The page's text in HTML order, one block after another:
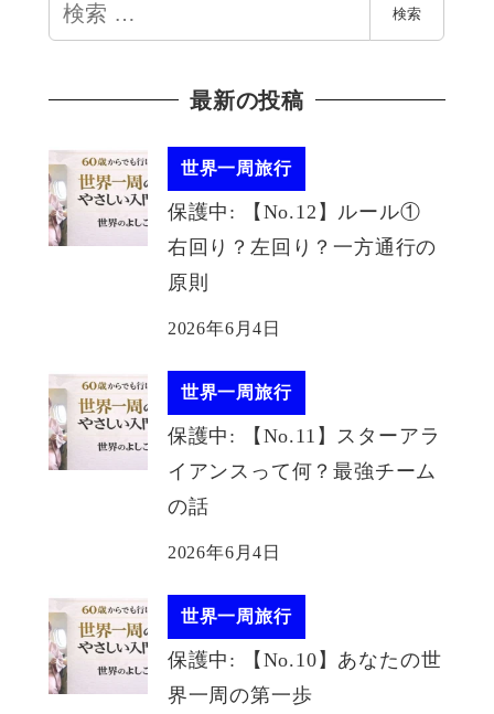
索
検索
最新の投稿
世界一周旅行
保護中: 【No.12】ルール①
右回り？左回り？一方通行の
原則
2026年6月4日
世界一周旅行
保護中: 【No.11】スターアラ
イアンスって何？最強チーム
の話
2026年6月4日
世界一周旅行
保護中: 【No.10】あなたの世
界一周の第一歩